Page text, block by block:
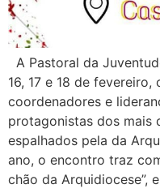
A Pastoral da
16, 17 e 18 de fevereiro,
coordenadores e
protagonistas dos mais
espalhados pela da
ano, o encontro traz
chão da Arquidiocese”,